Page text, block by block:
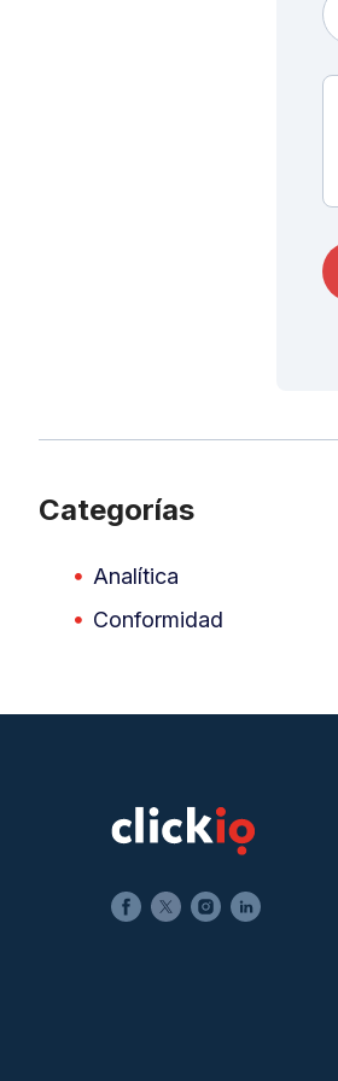
Categorías
Analítica
Conformidad